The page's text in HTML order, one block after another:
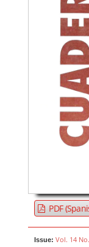
PDF
Issue: Vol. 14